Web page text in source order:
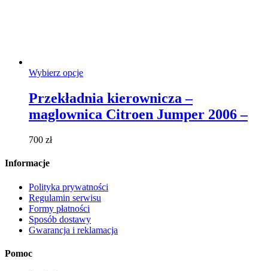
Wybierz opcjeTen
ma
wiele
wariantów.
Przekładnia kierownicza –
maglownica Citroen Jumper 2006 –
700 zł
Informacje
Polityka prywatności
Regulamin serwisu
Formy płatności
Sposób dostawy
Gwarancja i reklamacja
Pomoc